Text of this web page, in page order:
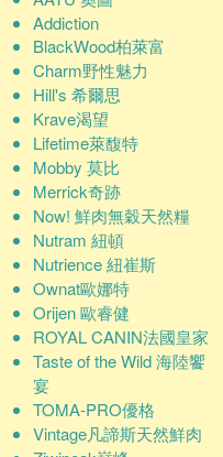
Addiction
BlackWood柏萊富
Charm野性魅力
Hill's 希爾思
Krave渴望
Lifetime萊馥特
Mobby 莫比
Merrick奇跡
Now! 鮮肉無穀天然糧
Nutram 紐頓
Nutrience 紐崔斯
Ownat歐娜特
Orijen 歐睿健
ROYAL CANIN法國皇家
Taste of the Wild 海陸饗
宴
TOMA-PRO優格
Vintage凡諦斯天然鮮肉